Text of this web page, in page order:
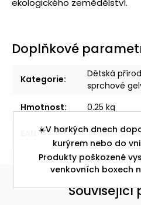
☀️V horkých dnech
kurýrem nebo do
Produkty poškozené
venkovních boxech
Doplňkové
Kategorie:
Dětská
sprchové
Hmotnost: 0.25 kg
Související